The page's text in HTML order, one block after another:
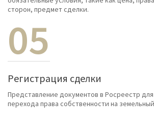
сторон, предмет сделки.
05
Регистрация сделки
Представление документов в Росреестр
перехода права собственности на